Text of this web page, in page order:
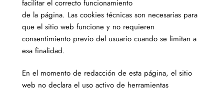
facilitar el correcto funcionamiento
de la página. Las cookies técnicas son necesarias para
que el sitio web funcione y no requieren
consentimiento previo del usuario cuando se limitan a
esa finalidad.
En el momento de redacción de esta página, el sitio
web no declara el uso activo de herramientas